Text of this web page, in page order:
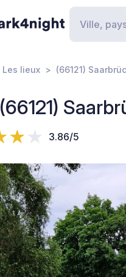
Les lieux (66121)
(66121)
3.86/5